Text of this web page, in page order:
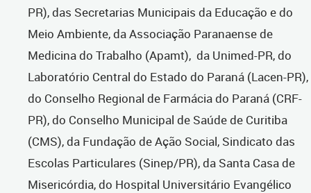
PR), das Secretarias Municipais da Educação e do
Meio Ambiente, da Associação Paranaense de
Medicina do Trabalho (Apamt), da Unimed-PR, do
Laboratório Central do Estado do Paraná (Lacen-PR),
do Conselho Regional de Farmácia do Paraná (CRF-
PR), do Conselho Municipal de Saúde de Curitiba
(CMS), da Fundação de Ação Social, Sindicato das
Escolas Particulares (Sinep/PR), da Santa Casa de
Misericórdia, do Hospital Universitário Evangélico